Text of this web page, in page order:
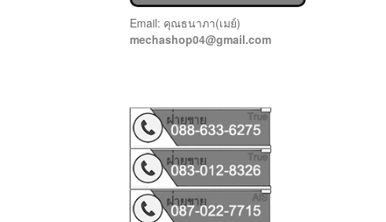
Email: คุณธนาภา(เมย์)
mechashop04@gmail.com